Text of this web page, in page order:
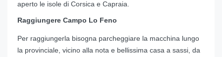
aperto le isole di Corsica e Capraia.
Raggiungere Campo Lo Feno
Per raggiungerla bisogna parcheggiare la macchina lungo
la provinciale, vicino alla nota e bellissima casa a sassi, da